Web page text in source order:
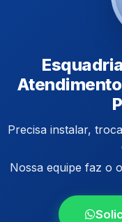
Precisa instalar,
Nossa equipe faz o